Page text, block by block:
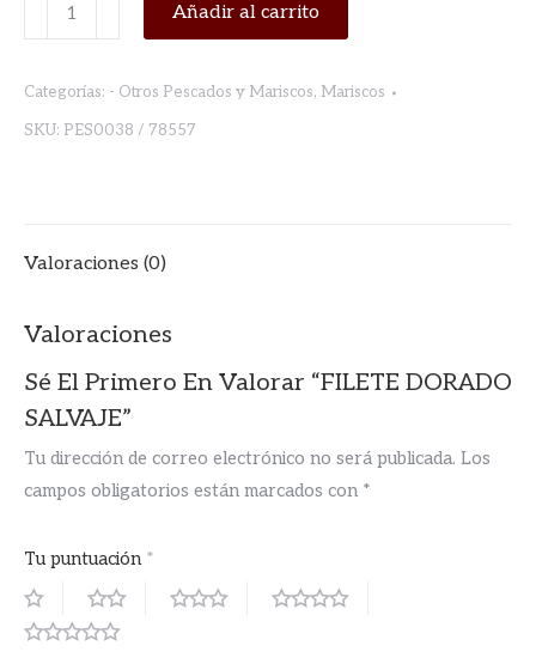
DORADO
cantidad
Añadir al carrito
Categorías: - Otros Pescados y Mariscos, Mariscos
SKU: PES0038 / 78557
Valoraciones (0)
Valoraciones
Sé El Primero En Valorar “FILETE DORADO
SALVAJE”
Tu dirección de correo electrónico no será publicada. Los
campos obligatorios están marcados con *
Tu puntuación *